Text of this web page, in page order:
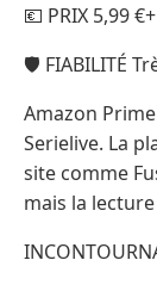
💶 PRIX 5,99 €+
🛡️ FIABILITÉ
Amazon
Serielive. La
site comme
mais la